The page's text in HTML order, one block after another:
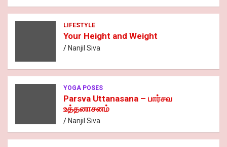
LIFESTYLE
Your Height and Weight
Nanjil Siva
YOGA POSES
Parsva Uttanasana – பார்சவ
உத்தனாசனம்
Nanjil Siva